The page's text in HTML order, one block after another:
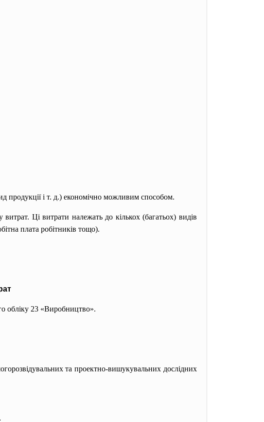
продукції і т. д.) економічно можливим способом.
Ці витрати належать до кількох (багатьох) видів
плата робітників тощо).
обліку 23 «Виробництво».
та проектно-вишукувальних дослідних